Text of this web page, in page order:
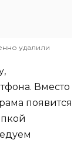
удалили
Вместо
появится